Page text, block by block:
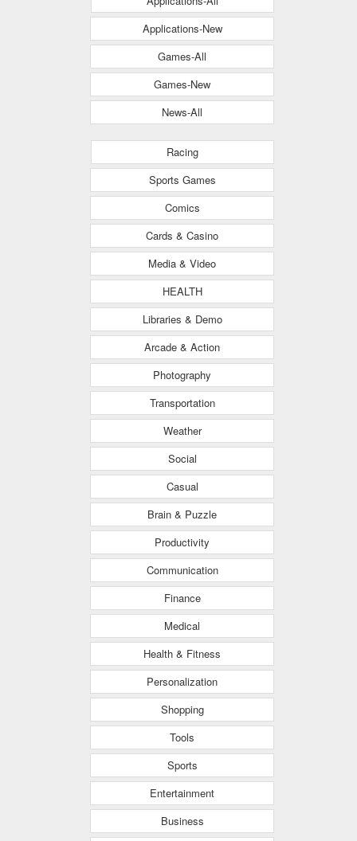
Applications-New
Games-All
Games-New
News-All
Racing
Sports Games
Comics
Cards & Casino
Media & Video
HEALTH
Libraries & Demo
Arcade & Action
Photography
Transportation
Weather
Social
Casual
Brain & Puzzle
Productivity
Communication
Finance
Medical
Health & Fitness
Personalization
Shopping
Tools
Sports
Entertainment
Business